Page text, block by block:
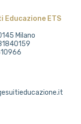
Educazione ETS
Milano